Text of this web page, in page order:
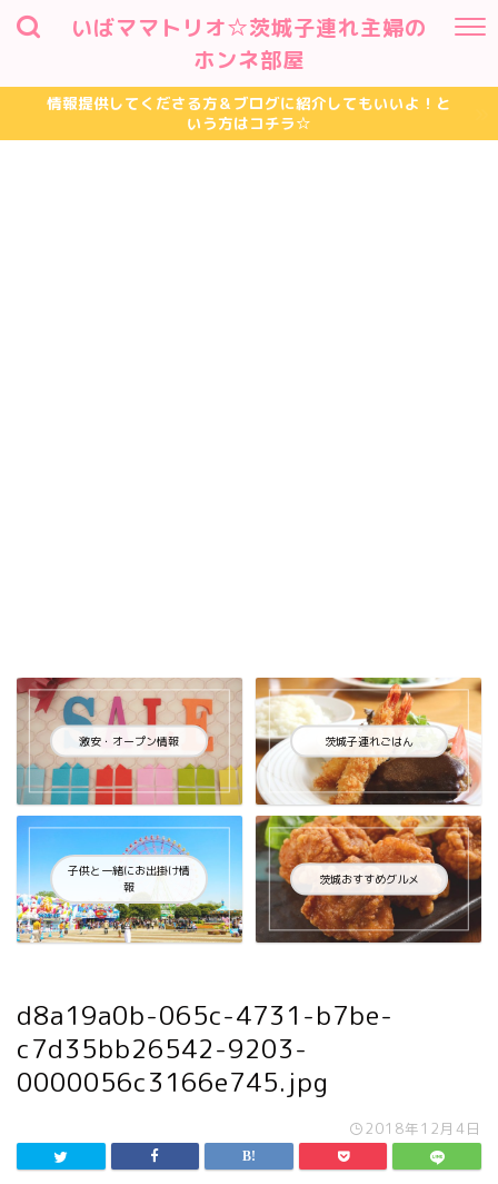
いばママトリオ☆茨城子連れ主婦の
ホンネ部屋
情報提供してくださる方＆ブログに紹介してもいいよ！と
いう方はコチラ☆
激安・オープン情報 茨城子連れごはん
子供と一緒にお出掛け情
報
茨城おすすめグルメ
d8a19a0b-065c-4731-b7be-
c7d35bb26542-9203-
0000056c3166e745.jpg
2018年12月4日